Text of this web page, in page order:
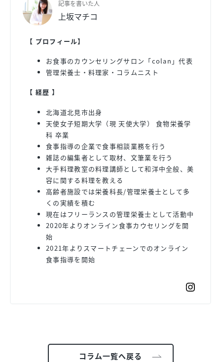
記事を書いた人
上坂マチコ
【 プロフィール】
お食事のカウンセリングサロン「colan」代表
管理栄養士・料理家・コラムニスト
【 経歴 】
北海道北見市出身
天使女子短期大学（現 天使大学） 食物栄養学
科 卒業
食事指導の企業で食事相談業務を行う
雑誌の編集者として取材、文筆業を行う
大手料理教室の料理講師として和洋中全般、美
容に関する料理を教える
高齢者施設では栄養科長/管理栄養士として多
くの実績を積む
現在はフリーランスの管理栄養士として活動中
2020年よりオンライン食事カウセリングを開
始
2021年よりスマートチェーンでのオンライン
食事指導を開始
コラム一覧へ戻る